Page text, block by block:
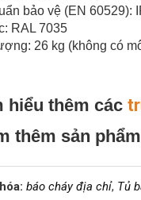
bảo vệ (EN 60529):
RAL 7035
26 kg (không có
hiểu thêm các
thêm sản phẩm
báo cháy địa chỉ, Tủ